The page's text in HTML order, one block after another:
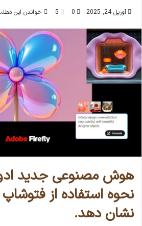
آوریل 24, 2025 0
5 خواندن این مطلب 2 دقیقه زمان
هوش مصنوعی جدید
نحوه استفاده از
نشان دهد.